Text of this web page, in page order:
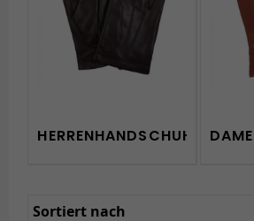
HERRENHANDSCHUHE
Sortiert nach